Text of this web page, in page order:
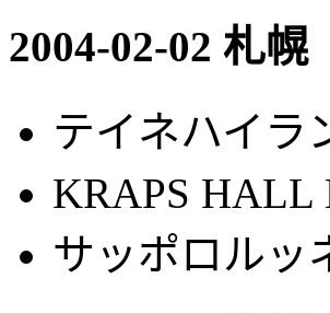
2004-02-02 札幌
テイネハイラ
KRAPS HALL
サッポロルッ